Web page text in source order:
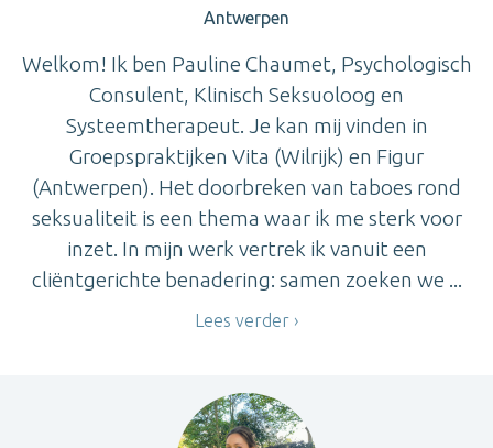
Antwerpen
Welkom! Ik ben Pauline Chaumet, Psychologisch
Consulent, Klinisch Seksuoloog en
Systeemtherapeut. Je kan mij vinden in
Groepspraktijken Vita (Wilrijk) en Figur
(Antwerpen). Het doorbreken van taboes rond
seksualiteit is een thema waar ik me sterk voor
inzet. In mijn werk vertrek ik vanuit een
cliëntgerichte benadering: samen zoeken we ...
Lees verder